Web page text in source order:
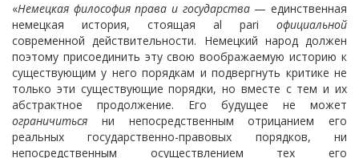
«Немецкая философия права и государства— единственная
немецкая история, стоящая al pari официальной
современной действительности. Немецкий народ должен
поэтому присоединить эту свою воображаемую историю к
существующим у него порядкам и подвергнуть критике не
только эти существующие порядки, но вместе с тем и их
абстрактное продолжение. Его будущее не может
ограничиться ни непосредственным отрицанием его
реальных государственно-правовых порядков, ни
непосредственным осуществлением тех его